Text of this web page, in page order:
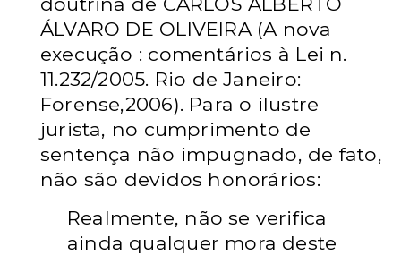
ÁLVARO DE OLIVEIRA (A nova
execução : comentários à Lei n.
11.232/2005. Rio de Janeiro:
Forense,2006). Para o ilustre
jurista, no cumprimento de
sentença não impugnado, de fato,
não são devidos honorários:
Realmente, não se verifica
ainda qualquer mora deste